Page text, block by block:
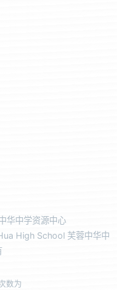
华中学资源中心
High School 芙蓉中华中
数为